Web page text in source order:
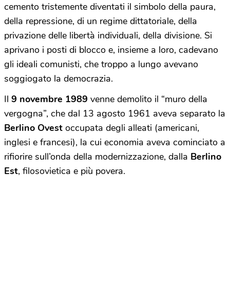
cemento tristemente diventati il simbolo della paura,
della repressione, di un regime dittatoriale, della
privazione delle libertà individuali, della divisione. Si
aprivano i posti di blocco e, insieme a loro, cadevano
gli ideali comunisti, che troppo a lungo avevano
soggiogato la democrazia.
Il 9 novembre 1989 venne demolito il “muro della
vergogna”, che dal 13 agosto 1961 aveva separato la
Berlino Ovest occupata degli alleati (americani,
inglesi e francesi), la cui economia aveva cominciato a
rifiorire sull’onda della modernizzazione, dalla Berlino
Est, filosovietica e più povera.